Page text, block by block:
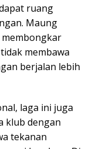
ruang
Maung
membawa
berjalan lebih
laga ini juga
klub dengan
tekanan